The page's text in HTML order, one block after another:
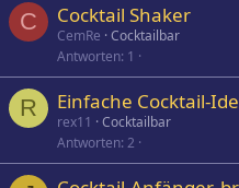
C Cocktail Shaker
CemRe Cocktailbar
Antworten 1
R Einfache Cocktail-
rex11
Cocktailbar
Antworten 2